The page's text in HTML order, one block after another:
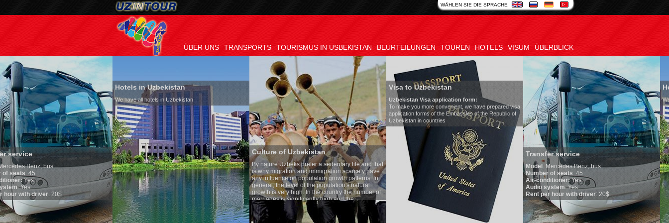
WÄHLEN SIE DIE SPRACHE
ÜBER UNS TRANSPORTS TOURISMUS IN USBEKISTAN BEURTEILUNGEN TOUREN HOTELS VISUM ÜBERBLICK
Hotels in Uzbekistan
We have all hotels in Uzbekistan
Culture of Uzbekistan
By nature Uzbeks prefer a sedentary life and that
is why migration and immigration scarcely have
any influence on population growth patterns. In
general, the level of the population's natural
growth is very high. In the country the number of
marriages is significantly high and the
percentage of divorce cases is one of the lowest
in the world. According to Uzbek tradition, the
family is regarded as something quite sacred.
Visa to Uzbekistan
Uzbekistan Visa application form:
To make you more convenient, we have prepared visa
application forms of the Embassies of the Republic of
Uzbekistan in countries
Transfer service
Model:Mercedes Benz, bus
Number of seats
: 45
Air-conditioner:
Yes
Audio system
: Yes
Rent per hour with driver
: 20$
Hotels in Uzbekistan
We have all hotels in Uzbekistan